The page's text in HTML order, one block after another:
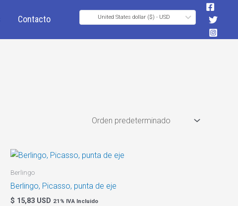
Contacto United States dollar ($) - USD
Berlingo
Berlingo, Picasso, punta de eje
$ 15,83 USD 21% IVA Incluido